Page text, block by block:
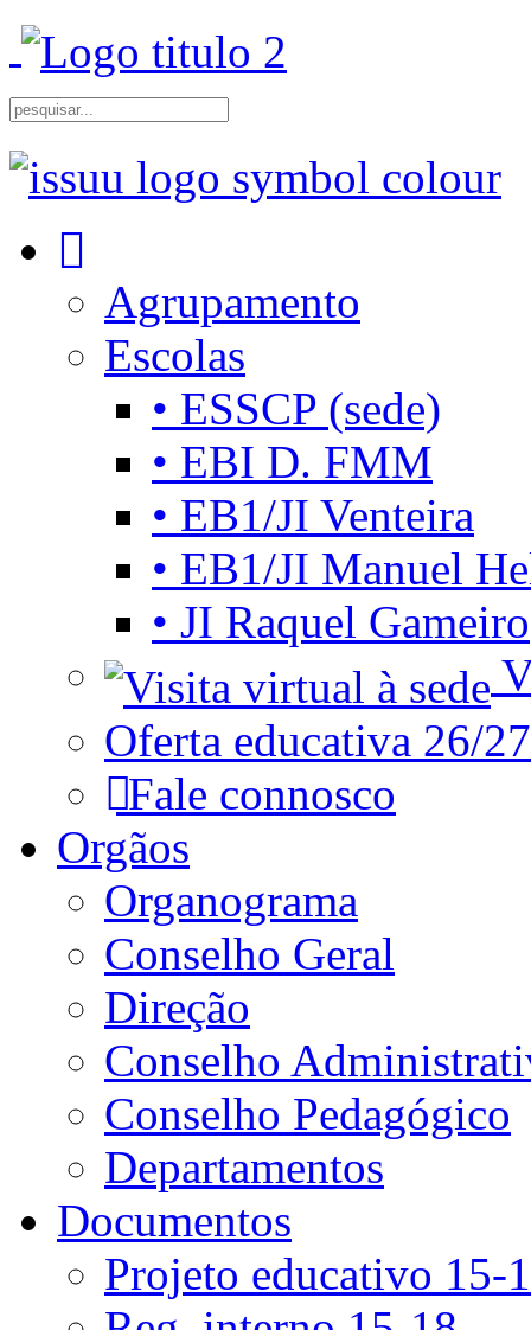
Agrupamento
Escolas
• ESSCP (sede)
• EBI D. FMM
• EB1/JI Venteira
• EB1/JI Manuel
• JI Raquel Gameiro
Oferta educativa 26/27
Fale connosco
Orgãos
Organograma
Conselho Geral
Direção
Conselho
Conselho Pedagógico
Departamentos
Documentos
Projeto educativo 15-